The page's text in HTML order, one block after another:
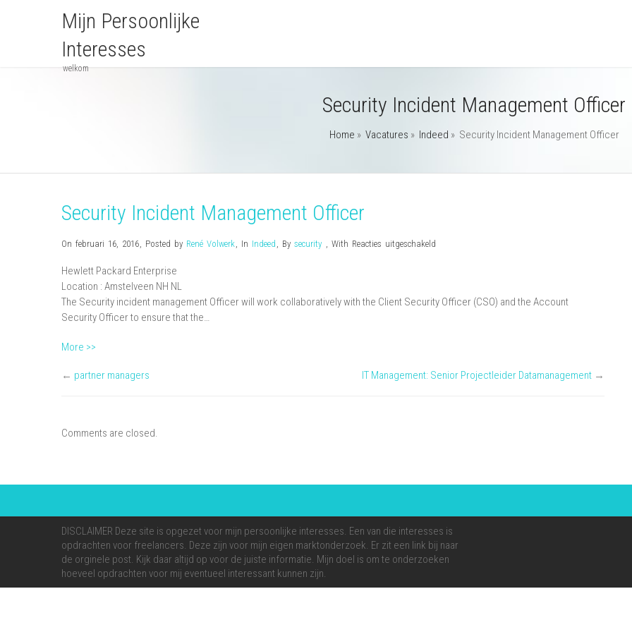
Mijn Persoonlijke
Interesses
welkom
Security Incident Management Officer
Home » Vacatures » Indeed » Security Incident Management Officer
Security Incident Management Officer
On februari 16, 2016, Posted by René Volwerk, In Indeed , By security , With Reacties uitgeschakeld
Management
Hewlett Packard Enterprise
Location : Amstelveen NH NL
The Security incident management Officer will work collaboratively with the Client Security Officer (CSO) and the Account
Security Officer to ensure that the…
More >>
← partner managers IT Management: Senior Projectleider Datamanagement →
Comments are closed.
DISCLAIMER Deze site is opgezet voor mijn persoonlijke interesses. Een van die interesses is
opdrachten voor freelancers. Deze zijn voor mijn eigen marktonderzoek. Er zit een link bij naar
de orginele post. Kijk daar altijd op voor de juiste informatie. Mijn doel is om te onderzoeken
hoeveel opdrachten voor mij eventueel interessant kunnen zijn.